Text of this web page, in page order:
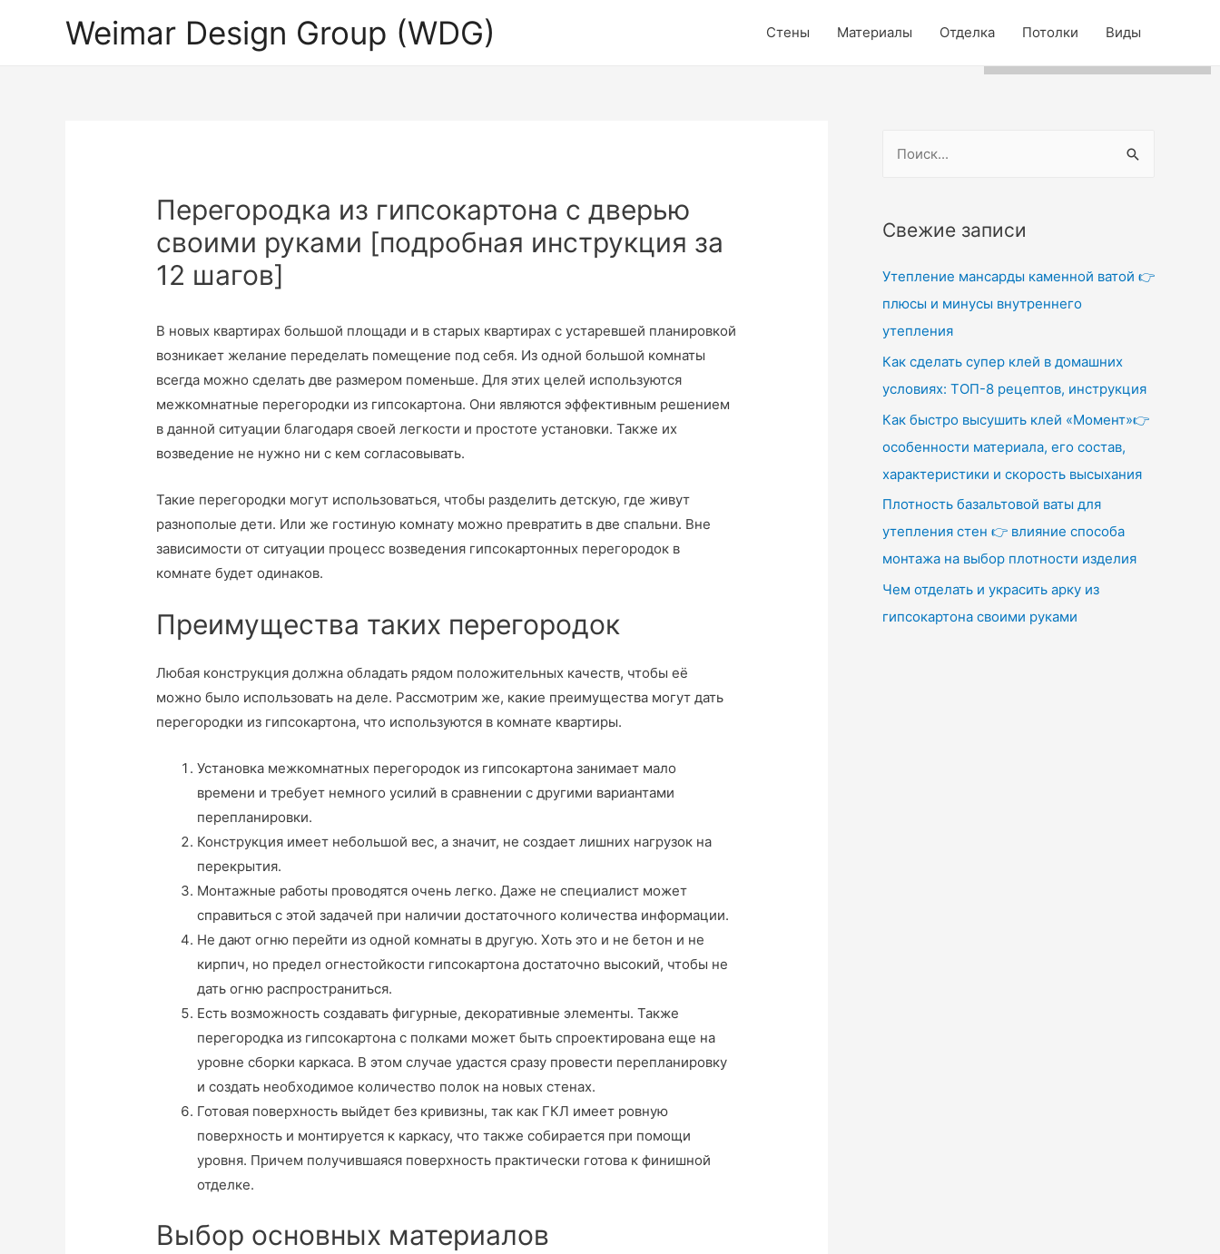
Weimar Design Group (WDG) Стены Материалы Отделка Потолки Виды
Перегородка из гипсокартона с дверью
своими руками [подробная инструкция за
12 шагов]
В новых квартирах большой площади и в старых квартирах с устаревшей планировкой
возникает желание переделать помещение под себя. Из одной большой комнаты
всегда можно сделать две размером поменьше. Для этих целей используются
межкомнатные перегородки из гипсокартона. Они являются эффективным решением
в данной ситуации благодаря своей легкости и простоте установки. Также их
возведение не нужно ни с кем согласовывать.
Такие перегородки могут использоваться, чтобы разделить детскую, где живут
разнополые дети. Или же гостиную комнату можно превратить в две спальни. Вне
зависимости от ситуации процесс возведения гипсокартонных перегородок в
комнате будет одинаков.
Преимущества таких перегородок
Любая конструкция должна обладать рядом положительных качеств, чтобы её
можно было использовать на деле. Рассмотрим же, какие преимущества могут дать
перегородки из гипсокартона, что используются в комнате квартиры.
Установка межкомнатных перегородок из гипсокартона занимает мало
времени и требует немного усилий в сравнении с другими вариантами
перепланировки.
Конструкция имеет небольшой вес, а значит, не создает лишних нагрузок на
перекрытия.
Монтажные работы проводятся очень легко. Даже не специалист может
справиться с этой задачей при наличии достаточного количества информации.
Не дают огню перейти из одной комнаты в другую. Хоть это и не бетон и не
кирпич, но предел огнестойкости гипсокартона достаточно высокий, чтобы не
дать огню распространиться.
Есть возможность создавать фигурные, декоративные элементы. Также
перегородка из гипсокартона с полками может быть спроектирована еще на
уровне сборки каркаса. В этом случае удастся сразу провести перепланировку
и создать необходимое количество полок на новых стенах.
Готовая поверхность выйдет без кривизны, так как ГКЛ имеет ровную
поверхность и монтируется к каркасу, что также собирается при помощи
уровня. Причем получившаяся поверхность практически готова к финишной
отделке.
Выбор основных материалов
т
:
Свежие записи
Утепление мансарды каменной ватой 👉
плюсы и минусы внутреннего
утепления
Как сделать супер клей в домашних
условиях: ТОП-8 рецептов, инструкция
Как быстро высушить клей «Момент»👉
особенности материала, его состав,
характеристики и скорость высыхания
Плотность базальтовой ваты для
утепления стен 👉 влияние способа
монтажа на выбор плотности изделия
Чем отделать и украсить арку из
гипсокартона своими руками
Для любых предложений по